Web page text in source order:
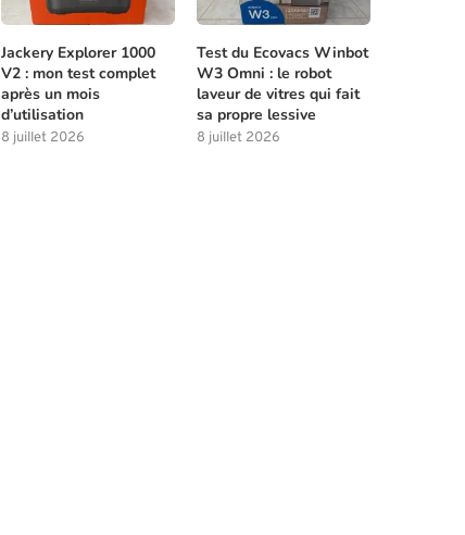
Jackery Explorer 1000
V2 : mon test complet
après un mois
d’utilisation
8 juillet 2026
Test du Ecovacs Winbot
W3 Omni : le robot
laveur de vitres qui fait
sa propre lessive
8 juillet 2026